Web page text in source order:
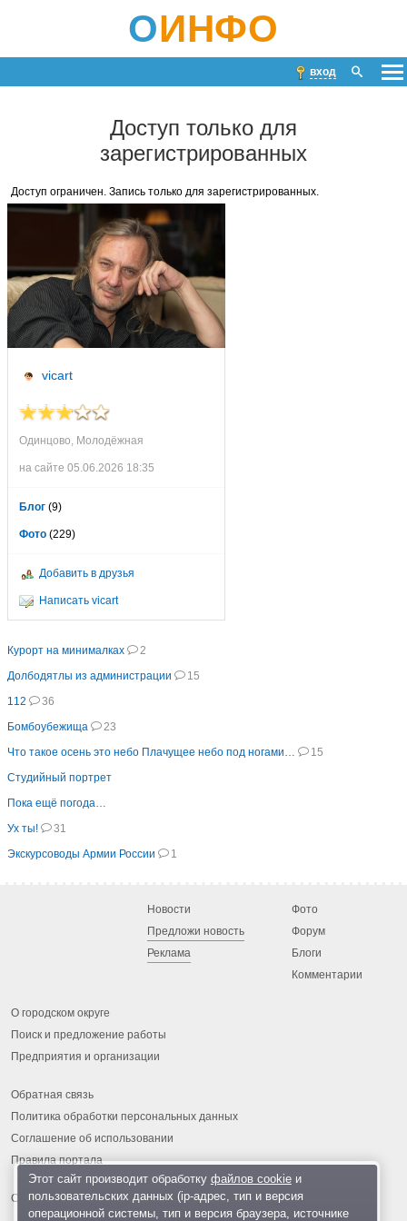
ОИНФО
вход
Доступ только для
зарегистрированных
Доступ ограничен. Запись только для зарегистрированных.
vicart
Одинцово, Молодёжная
на сайте 05.06.2026 18:35
Блог (9)
Фото (229)
Добавить в друзья
Написать vicart
Курорт на минималках
2
Долбодятлы из администрации
15
112
36
Бомбоубежища
23
Что такое осень это небо Плачущее небо под ногами…
15
Студийный портрет
Пока ещё погода…
Ух ты!
31
Экскурсоводы Армии России
1
Новости
Предложи новость
Реклама
Фото
Форум
Блоги
Комментарии
О городском округе
Поиск и предложение работы
Предприятия и организации
Обратная связь
Политика обработки персональных данных
Соглашение об использовании
Правила портала
Этот сайт производит обработку файлов cookieи
пользовательских данных (ip-адрес, тип и версия
операционной системы, тип и версия браузера, источнике